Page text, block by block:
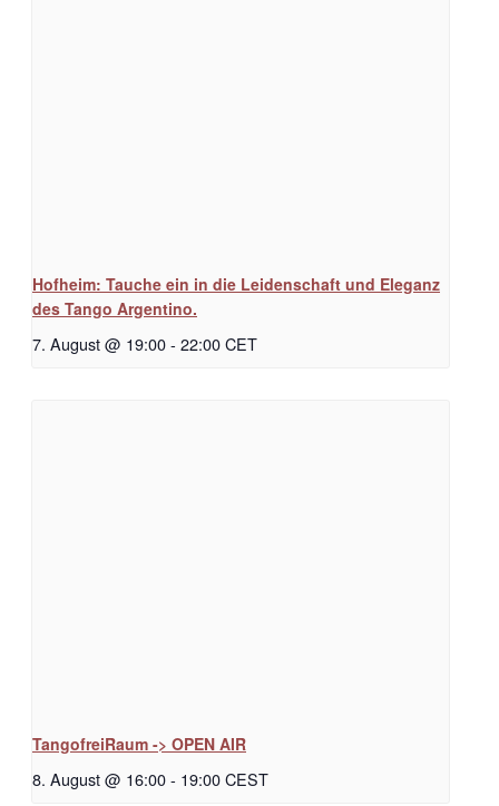
Hofheim: Tauche ein in die Leidenschaft und Eleganz
des Tango Argentino.
7. August @ 19:00- 22:00CET
TangofreiRaum -> OPEN AIR
8. August @ 16:00- 19:00CEST